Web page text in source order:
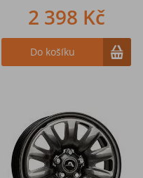
2 398 Kč
Do košíku